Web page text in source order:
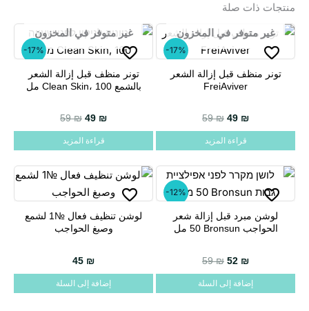
منتجات ذات صلة
-17%
غير متوفر في المخزون
تونر منظف قبل إزالة الشعر
FreiAviver
59₪ 49 ₪
قراءة المزيد
-17%
غير متوفر في المخزون
تونر منظف قبل إزالة الشعر
بالشمع Clean Skin، 100 مل
59₪ 49 ₪
قراءة المزيد
-12%
لوشن مبرد قبل إزالة شعر
الحواجب Bronsun ‏50 مل
59₪ 52 ₪
إضافة إلى السلة
لوشن تنظيف فعال №1 لشمع
وصبغ الحواجب
45 ₪
إضافة إلى السلة